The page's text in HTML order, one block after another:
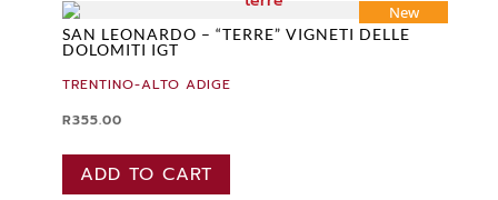
New
SAN LEONARDO – “TERRE” VIGNETI DELLE
DOLOMITI IGT
TRENTINO-ALTO ADIGE
R355.00
ADD TO CART